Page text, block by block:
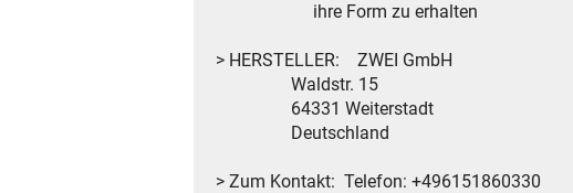
ihre Form zu erhalten
> HERSTELLER: ZWEI GmbH
Waldstr. 15
64331 Weiterstadt
Deutschland
> Zum Kontakt: Telefon: +496151860330